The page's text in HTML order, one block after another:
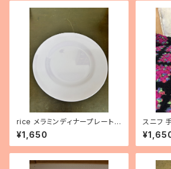
rice メラミンディナープレート
（パープル）
¥1,650
スニフ
み